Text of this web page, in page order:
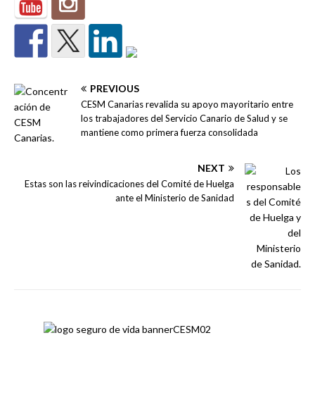
PREVIOUS
CESM Canarias revalida su apoyo mayoritario entre
los trabajadores del Servicio Canario de Salud y se
mantiene como primera fuerza consolidada
NEXT
Estas son las reivindicaciones del Comité de Huelga
ante el Ministerio de Sanidad